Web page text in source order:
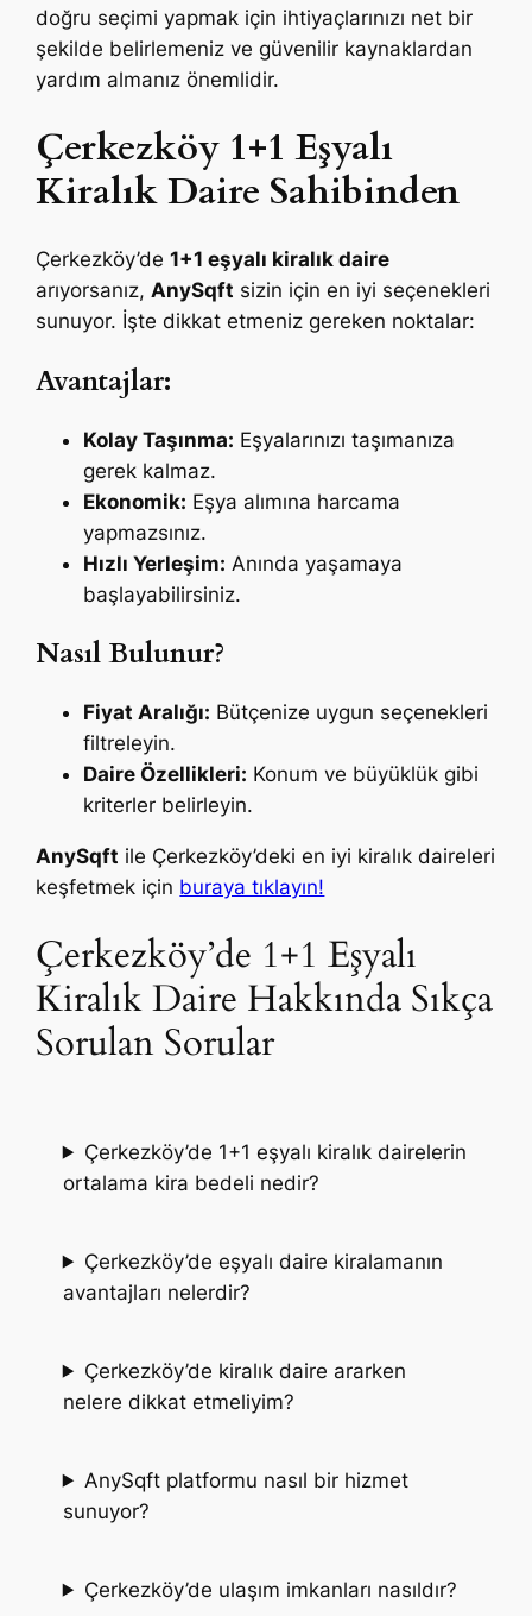
doğru seçimi yapmak için ihtiyaçlarınızı net bir
şekilde belirlemeniz ve güvenilir kaynaklardan
yardım almanız önemlidir.
Çerkezköy 1+1 Eşyalı
Kiralık Daire Sahibinden
Çerkezköy’de1+1 eşyalı kiralık daire
arıyorsanız,AnySqft sizin için en iyi seçenekleri
sunuyor. İşte dikkat etmeniz gereken noktalar:
Avantajlar:
Kolay Taşınma: Eşyalarınızı taşımanıza
gerek kalmaz.
Ekonomik: Eşya alımına harcama
yapmazsınız.
Hızlı Yerleşim: Anında yaşamaya
başlayabilirsiniz.
Nasıl Bulunur?
Fiyat Aralığı: Bütçenize uygun seçenekleri
filtreleyin.
Daire Özellikleri: Konum ve büyüklük gibi
kriterler belirleyin.
AnySqft ile Çerkezköy’deki en iyi kiralık daireleri
keşfetmek için buraya tıklayın!
Çerkezköy’de 1+1 Eşyalı
Kiralık Daire Hakkında Sıkça
Sorulan Sorular
Çerkezköy’de 1+1 eşyalı kiralık dairelerin
ortalama kira bedeli nedir?
Çerkezköy’de eşyalı daire kiralamanın
avantajları nelerdir?
Çerkezköy’de kiralık daire ararken
nelere dikkat etmeliyim?
AnySqft platformu nasıl bir hizmet
sunuyor?
Çerkezköy’de ulaşım imkanları nasıldır?